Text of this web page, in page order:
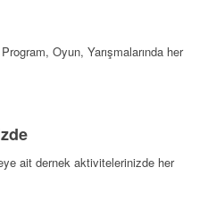
Oyun, Yarışmalarında her
ait dernek aktivitelerinizde her